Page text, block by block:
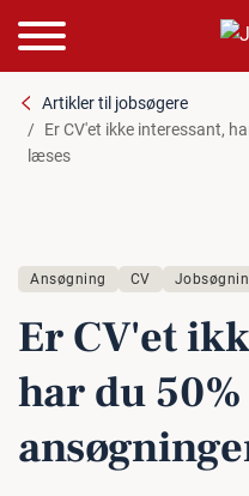
Artikler til jobsøgere
Er CV'et ikke interessant,
læses
Ansøgning CV
Er CV'et
har du